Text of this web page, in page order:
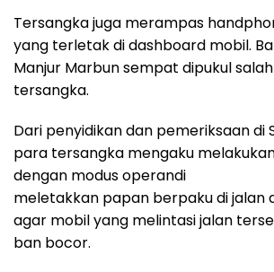
Tersangka juga merampas
yang terletak di dashboard mobil.
Manjur Marbun sempat dipukul
tersangka.
Dari penyidikan dan pemeriksaan di
para tersangka mengaku
dengan modus operandi
meletakkan papan berpaku di jalan
agar mobil yang melintasi jalan
ban bocor.